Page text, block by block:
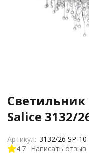
Salice 3132/
4.7 Написать отзыв
Артикул: 3132/26 SP-10